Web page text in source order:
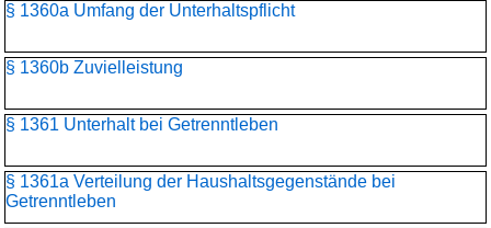
§ 1360a Umfang der Unterhaltspflicht
§ 1360b Zuvielleistung
§ 1361 Unterhalt bei Getrenntleben
§ 1361a Verteilung der Haushaltsgegenstände bei
Getrenntleben